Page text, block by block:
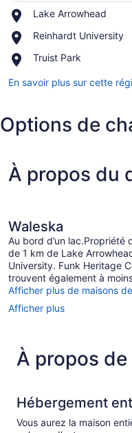
Lake Arrowhead
Place,
Arrowhead
Reinhardt University
Place,
University
Truist Park
Place,
Park
En savoir plus sur cette
Options de
À propos du
Waleska
Au bord d’un lac.Propriété
de 1 km de Lake
University. Funk Heritage
trouvent également à
Afficher plus de maisons
Afficher plus
À propos
Hébergement
Vous aurez la maison